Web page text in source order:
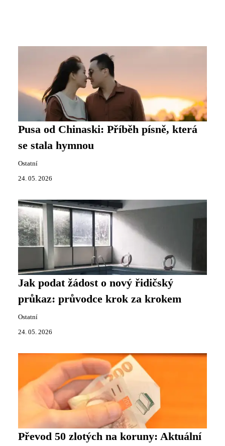
Pusa od Chinaski: Příběh písně, která
se stala hymnou
Ostatní
24. 05. 2026
Jak podat žádost o nový řidičský
průkaz: průvodce krok za krokem
Ostatní
24. 05. 2026
Převod 50 zlotých na koruny: Aktuální